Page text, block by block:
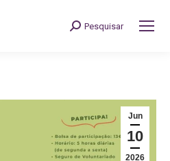
Search:
Pesquisar
Jun
10
2026